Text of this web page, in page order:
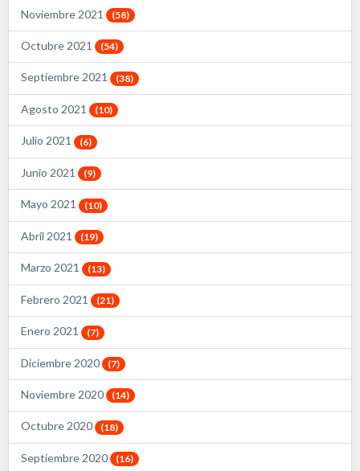
Noviembre 2021 (58)
Octubre 2021 (54)
Septiembre 2021 (38)
Agosto 2021 (10)
Julio 2021 (6)
Junio 2021 (9)
Mayo 2021 (10)
Abril 2021 (19)
Marzo 2021 (13)
Febrero 2021 (21)
Enero 2021 (7)
Diciembre 2020 (7)
Noviembre 2020 (14)
Octubre 2020 (18)
Septiembre 2020 (16)